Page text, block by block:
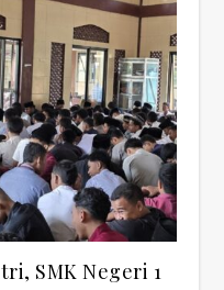
SMK Negeri 1